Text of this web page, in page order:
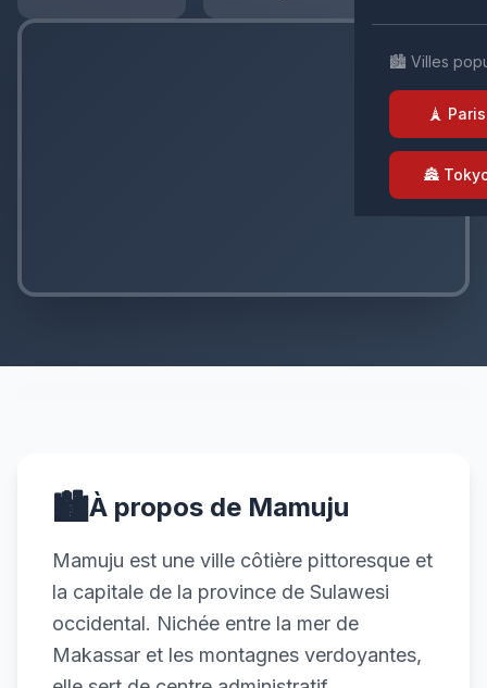
🏙️ Villes
🗼 Paris
🏯
🏙️À propos de Mamuju
Mamuju est une ville côtière pittoresque et
la capitale de la province de Sulawesi
occidental. Nichée entre la mer de
Makassar et les montagnes verdoyantes,